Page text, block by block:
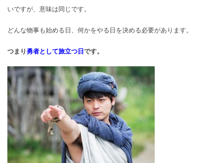
いですが、 意味は同じです。
どんな物事も始める日、何かをやる日を決める必要があります。
つまり 勇者として旅立つ日 です。